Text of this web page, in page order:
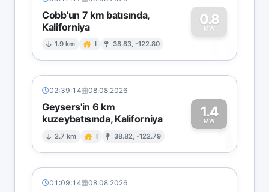
Cobb'un 7 km batısında,
Kaliforniya
1.9 km I 38.83, -122.80
0.8
MW
0
02:39:14 08.08.2026
Geysers'in 6 km
kuzeybatısında, Kaliforniya
2.7 km I 38.82, -122.79
1.4
MW1
01:09:14 08.08.2026